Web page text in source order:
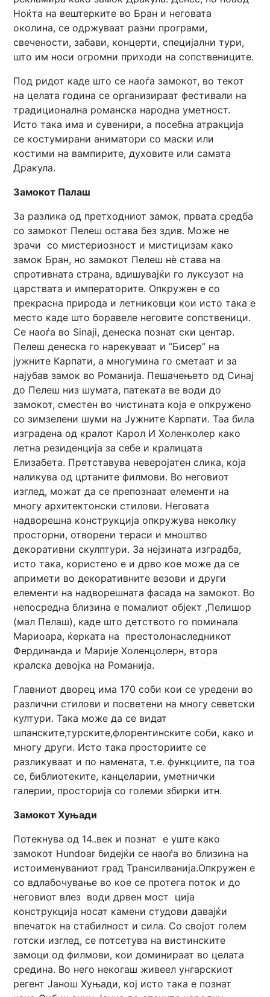
Ноќта на вештерките во Бран и неговата
околина, се одржуваат разни програми,
свечености, забави, концерти, специјални тури,
што им носи огромни приходи на сопствениците.
Под ридот каде што се наоѓа замокот, во текот
на целата година се организираат фестивали на
традиционална романска народна уметност.
Исто така има и сувенири, а посебна атракција
се костумирани аниматори со маски или
костими на вампирите, духовите или самата
Дракула.
Замокот Палаш
За разлика од претходниот замок, првата средба
со замокот Пелеш остава без здив. Може не
зрачи со мистериозност и мистицизам како
замок Бран, но замокот Пелеш нè става на
спротивната страна, вдишувајќи го луксузот на
царствата и императорите. Опкружен е со
прекрасна природа и летниковци кои исто така е
место каде што боравеле неговите сопственици.
Се наоѓа во Sinaji, денеска познат ски центар.
Пелеш денеска го нарекуваат и ”Бисер” на
јужните Карпати, а многумина го сметаат и за
најубав замок во Романија. Пешачењето од Синај
до Пелеш низ шумата, патеката ве води до
замокот, сместен во чистината која е опкружено
со зимзелени шуми на Јужните Карпати. Таа била
изградена од кралот Карол И Холенколер како
летна резиденција за себе и кралицата
Елизабета. Претставува неверојатен слика, која
наликува од цртаните филмови. Во неговиот
изглед, можат да се препознаат елементи на
многу архитектонски стилови. Неговата
надворешна конструкција опкружува неколку
просторни, отворени тераси и мноштво
декоративни скулптури. За нејзината изградба,
исто така, користено е и дрво кое може да се
апримети во декоративните везови и други
елементи на надворешната фасада на замокот. Во
непосредна близина е помалиот објект ,Пелишор
(мал Пелаш), каде што детството го поминала
Мариоара, ќерката на престолонаследникот
Фердинанда и Марије Холенцолерн, втора
кралска девојка на Романија.
Главниот дворец има 170 соби кои се уредени во
различни стилови и посветени на многу севетски
култури. Така може да се видат
шпанските,турските,флорентинските соби, како и
многу други. Исто така просториите се
разликуваат и по намената, т.е. функциите, па тоа
се, библиотеките, канцеларии, уметнички
галерии, просторија со големи збирки итн.
Замокот Хуњади
Потекнува од 14..век и познат е уште како
замокот Hundoar бидејќи се наоѓа во близина на
истоименуваниот град Трансилванија.Опкружен е
со вдлабочување во кое се протега поток и до
неговиот влез води дрвен мост ција
конструкција носат камени студови давајќи
впечаток на стабилност и сила. Со својот голем
готски изглед, се потсетува на вистинските
замоци од филмови, кои доминираат во целата
средина. Во него некогаш живеел унгарскиот
регент Јанош Хуњади, кој исто така е познат